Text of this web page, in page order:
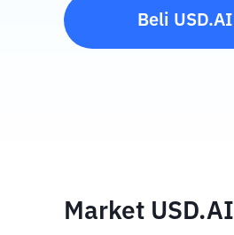
Beli USD.AI
Market USD.AI